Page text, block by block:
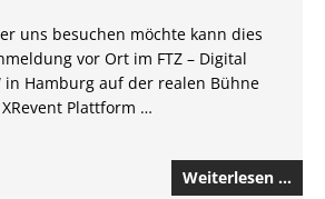
uns besuchen möchte kann dies
vor Ort im FTZ – Digital
in Hamburg auf der realen Bühne
Plattform …
Weiterlesen …